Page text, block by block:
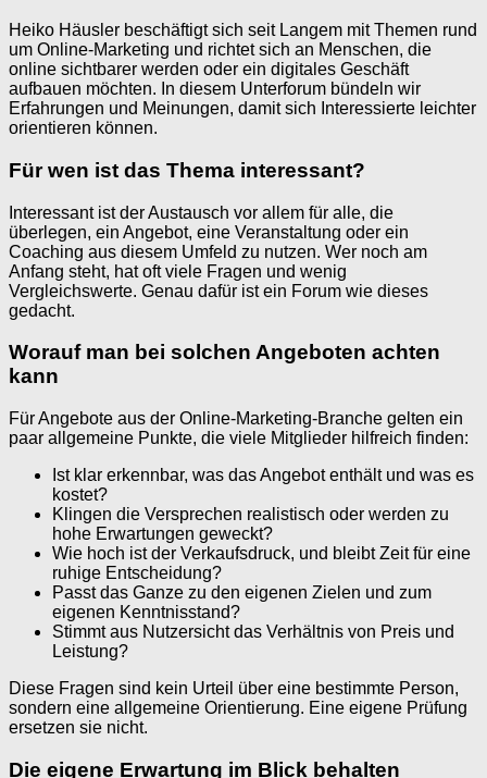
Heiko Häusler beschäftigt sich seit Langem mit Themen rund
um Online-Marketing und richtet sich an Menschen, die
online sichtbarer werden oder ein digitales Geschäft
aufbauen möchten. In diesem Unterforum bündeln wir
Erfahrungen und Meinungen, damit sich Interessierte leichter
orientieren können.
Für wen ist das Thema interessant?
Interessant ist der Austausch vor allem für alle, die
überlegen, ein Angebot, eine Veranstaltung oder ein
Coaching aus diesem Umfeld zu nutzen. Wer noch am
Anfang steht, hat oft viele Fragen und wenig
Vergleichswerte. Genau dafür ist ein Forum wie dieses
gedacht.
Worauf man bei solchen Angeboten achten
kann
Für Angebote aus der Online-Marketing-Branche gelten ein
paar allgemeine Punkte, die viele Mitglieder hilfreich finden:
Ist klar erkennbar, was das Angebot enthält und was es
kostet?
Klingen die Versprechen realistisch oder werden zu
hohe Erwartungen geweckt?
Wie hoch ist der Verkaufsdruck, und bleibt Zeit für eine
ruhige Entscheidung?
Passt das Ganze zu den eigenen Zielen und zum
eigenen Kenntnisstand?
Stimmt aus Nutzersicht das Verhältnis von Preis und
Leistung?
Diese Fragen sind kein Urteil über eine bestimmte Person,
sondern eine allgemeine Orientierung. Eine eigene Prüfung
ersetzen sie nicht.
Die eigene Erwartung im Blick behalten